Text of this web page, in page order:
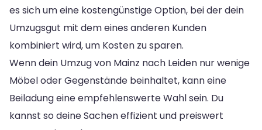
es sich um eine kostengünstige Option, bei der dein
Umzugsgut mit dem eines anderen Kunden
kombiniert wird, um Kosten zu sparen.
Wenn dein Umzug von Mainz nach Leiden nur wenige
Möbel oder Gegenstände beinhaltet, kann eine
Beiladung eine empfehlenswerte Wahl sein. Du
kannst so deine Sachen effizient und preiswert